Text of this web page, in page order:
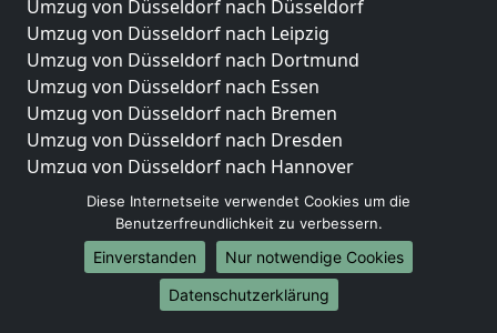
Umzug von Düsseldorf nach Düsseldorf
Umzug von Düsseldorf nach Leipzig
Umzug von Düsseldorf nach Dortmund
Umzug von Düsseldorf nach Essen
Umzug von Düsseldorf nach Bremen
Umzug von Düsseldorf nach Dresden
Umzug von Düsseldorf nach Hannover
Umzug von Düsseldorf nach Nürnberg
Umzug von Düsseldorf nach Duisburg
Umzug von Düsseldorf nach Bochum
Umzug von Düsseldorf nach Wuppertal
Umzug von Düsseldorf nach Bielefeld
Diese Internetseite verwendet Cookies um die
Benutzerfreundlichkeit zu verbessern.
Einverstanden
Nur notwendige Cookies
Datenschutzerklärung